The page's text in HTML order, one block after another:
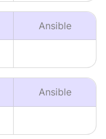
Ansible
Ansible